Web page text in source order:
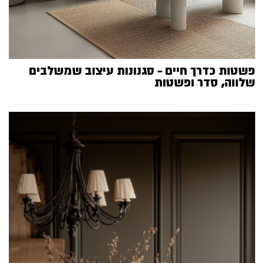
פשטות כדרך חיים – סגנונות עיצוב שמשלבים
שלווה, סדר ופשטות